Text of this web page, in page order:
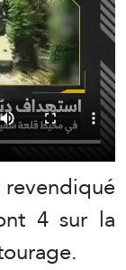
revendiqué
4 sur la